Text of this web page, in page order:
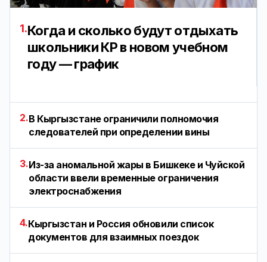
1.Когда и сколько будут отдыхать
школьники КР в новом учебном
году — график
2.В Кыргызстане ограничили полномочия
следователей при определении вины
3.Из-за аномальной жары в Бишкеке и Чуйской
области ввели временные ограничения
электроснабжения
4.Кыргызстан и Россия обновили список
документов для взаимных поездок